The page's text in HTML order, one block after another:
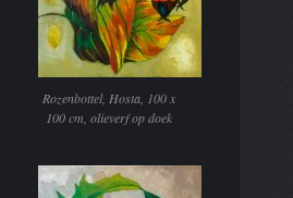
Rozenbottel, Hosta, 100 x
100 cm, olieverf op doek